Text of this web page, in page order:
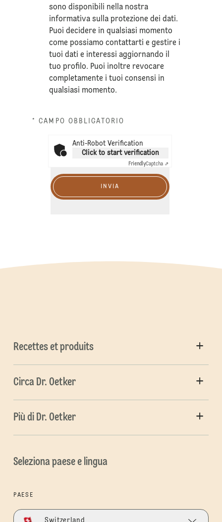
sono disponibili nella nostra
informativa sullaprotezione dei dati.
Puoi decidere in qualsiasi momento
come possiamo contattarti e gestire i
tuoi dati e interessi aggiornando il
tuo profilo. Puoi inoltre revocare
completamente i tuoi consensi in
qualsiasi momento.
* CAMPO OBBLIGATORIO
Anti-Robot Verification
Click to start verification
FriendlyCaptcha ⇗
INVIA
Recettes et produits
Circa Dr. Oetker
Più di Dr. Oetker
Seleziona paese e lingua
PAESE
Switzerland